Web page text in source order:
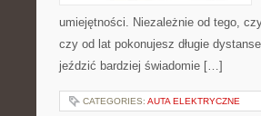
umiejętności. Niezależnie od tego,
czy od lat pokonujesz długie
jeździć bardziej świadomie […]
CATEGORIES: AUTA ELEKTRYCZNE